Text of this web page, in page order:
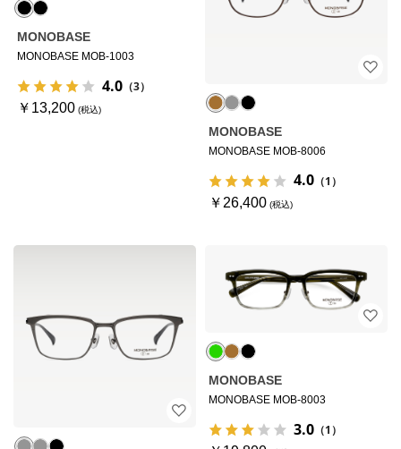
MONOBASE
MONOBASE MOB-1003
4.0 （3）
￥13,200
MONOBASE
MONOBASE MOB-8006
4.0 （1）
￥26,400
MONOBASE
MONOBASE MOB-8003
3.0 （1）